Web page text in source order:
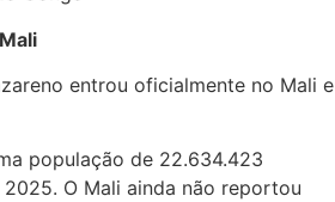
Mali
entrou oficialmente no Mali
população de 22.634.423
O Mali ainda não reportou